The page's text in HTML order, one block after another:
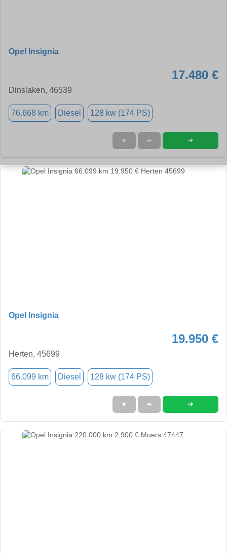
Opel Insignia
17.480 €
Dinslaken, 46539
76.668 km Diesel 128 kw (174 PS)
★ ➦ ➜
Opel Insignia
19.950 €
Herten, 45699
66.099 km Diesel 128 kw (174 PS)
★ ➦ ➜